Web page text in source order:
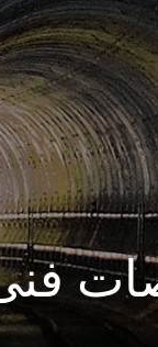
فنی